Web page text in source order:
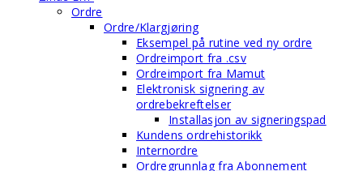
Ordre
Ordre/Klargjøring
Eksempel på rutine ved ny ordre
Ordreimport fra .csv
Ordreimport fra Mamut
Elektronisk signering av
ordrebekreftelser
Installasjon av signeringspad
Kundens ordrehistorikk
Internordre
Ordregrunnlag fra Abonnement